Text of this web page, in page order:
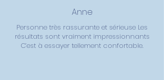
Anne
Personne très rassurante et sérieuse Les
résultats sont vraiment impressionnants
C’est à essayer tellement confortable.